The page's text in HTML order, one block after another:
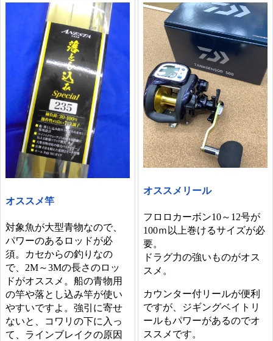
オススメ竿
対象魚が大型青物なので、
パワーのあるロッドが必
須。カセからの釣りなの
で、2M～3Mの長さのロッ
ドがオススメ。船の青物用
の竿や落とし込み竿が使い
やすいですよ。強引に寄せ
ないと、コワリの下に入っ
て、ラインブレイクの原因
オススメリール
フロロカーボン10～12号が
100ｍ以上巻けるサイズが必
要。
ドラグ力の強いものがオス
スメ。
カウンター付リールが便利
ですが、ジギングベイトリ
ールもパワーがあるのでオ
ススメです。